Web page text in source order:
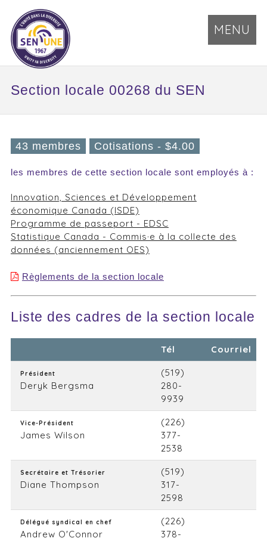
MENU
Section locale 00268 du SEN
43 membres Cotisations - $4.00
les membres de cette section locale sont employés à :
Innovation, Sciences et Développement
économique Canada (ISDE)
Programme de passeport - EDSC
Statistique Canada - Commis·e à la collecte des
données (anciennement OES)
Règlements de la section locale
Liste des cadres de la section locale
Tél Courriel
Président
Deryk Bergsma
(519)
280-
9939
Vice-Président
James Wilson
(226)
377-
2538
Secrétaire et Trésorier
Diane Thompson
(519)
317-
2598
Délégué syndical en chef
Andrew O'Connor
(226)
378-